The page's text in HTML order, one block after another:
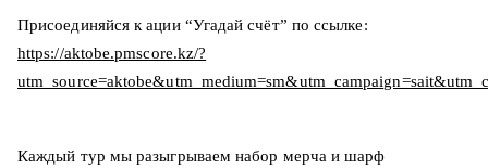
Присоединяйся к ации “Угадай счёт” по ссылке:
https://aktobe.pmscore.kz/?
Каждый тур мы разыгрываем набор мерча и шарф